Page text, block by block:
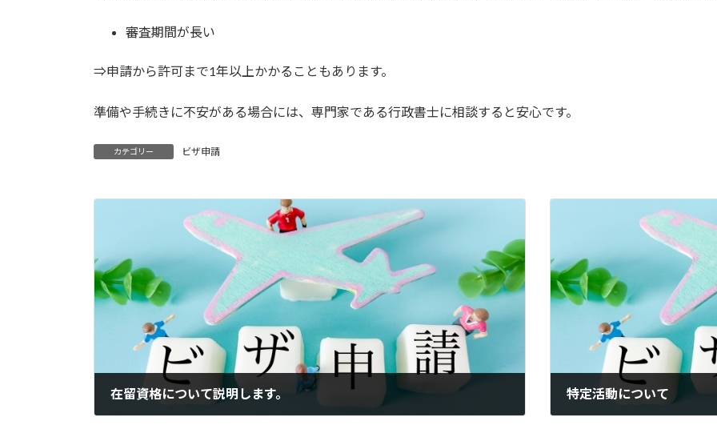
審査期間が長い
⇒申請から許可まで1年以上かかることもあります。
準備や手続きに不安がある場合には、専門家である行政書士に相談すると安心です。
カテゴリー ビザ申請
在留資格について説明します。 特定活動について